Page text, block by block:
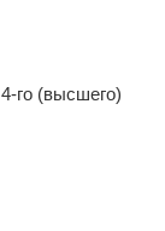
го (высшего)